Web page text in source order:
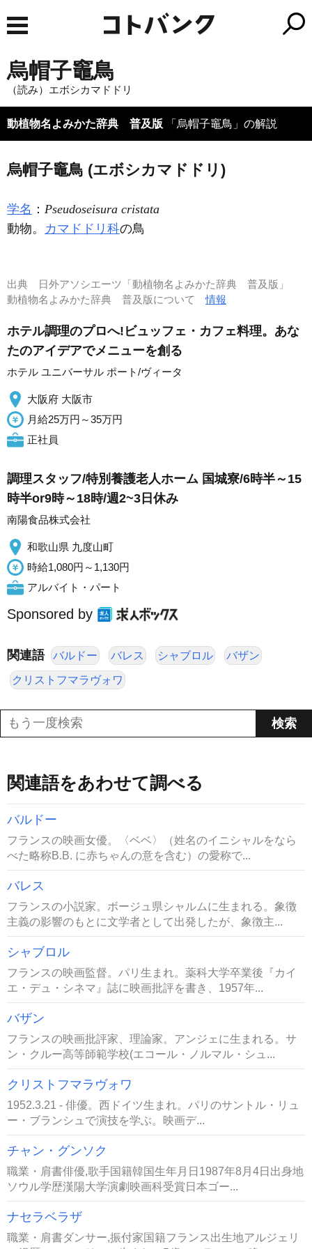
烏帽子竈鳥
（読み）エボシカマドドリ
動植物名よみかた辞典 普及版 「烏帽子竈鳥」の解説
烏帽子竈鳥 (エボシカマドドリ)
学名 ： Pseudoseisura cristata
動物。 カマドドリ科の鳥
出典
日外アソシエーツ「動植物名よみかた辞典 普及版」
動植物名よみかた辞典 普及版について情報
ホテル調理のプロへ!ビュッフェ・カフェ料理。あな
たのアイデアでメニューを創る
ホテル ユニバーサル ポート/ヴィータ
大阪府 大阪市
月給25万円～35万円
正社員
調理スタッフ/特別養護老人ホーム 国城寮/6時半～15
時半or9時～18時/週2~3日休み
南陽食品株式会社
和歌山県 九度山町
時給1,080円～1,130円
アルバイト・パート
Sponsored by
関連語 バルドー バレス シャブロル バザン
クリストフマラヴォワ
関連語をあわせて調べる
バルドー
フランスの映画女優。〈ベベ〉（姓名のイニシャルをなら
べた略称B.B. に赤ちゃんの意を含む）の愛称で...
バレス
フランスの小説家。ボージュ県シャルムに生まれる。象徴
主義の影響のもとに文学者として出発したが、象徴主...
シャブロル
フランスの映画監督。パリ生まれ。薬科大学卒業後『カイ
エ・デュ・シネマ』誌に映画批評を書き、1957年...
バザン
フランスの映画批評家、理論家。アンジェに生まれる。サ
ン・クルー高等師範学校(エコール・ノルマル・シュ...
クリストフマラヴォワ
1952.3.21 - 俳優。西ドイツ生まれ。パリのサントル・リュ
ー・ブランシュで演技を学ぶ。映画デ...
チャン・グンソク
職業・肩書俳優,歌手国籍韓国生年月日1987年8月4日出身地
ソウル学歴漢陽大学演劇映画科受賞日本ゴー...
ナセラベラザ
職業・肩書ダンサー,振付家国籍フランス出生地アルジェリ